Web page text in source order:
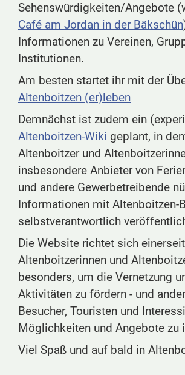
Sehenswürdigkeiten/Angebote
Café am Jordan in der Bäkschün
Informationen zu Vereinen,
Institutionen.
Am besten startet ihr mit der
Altenboitzen (er)leben
Demnächst ist zudem ein
Altenboitzen-Wiki geplant, in
Altenboitzer und
insbesondere Anbieter von
und andere Gewerbetreibende
Informationen mit Altenboitzen-
selbstverantwortlich
Die Website richtet sich
Altenboitzerinnen und
besonders, um die Vernetzung
Aktivitäten zu fördern - und
Besucher, Touristen und
Möglichkeiten und Angebote zu
Viel Spaß und auf bald in